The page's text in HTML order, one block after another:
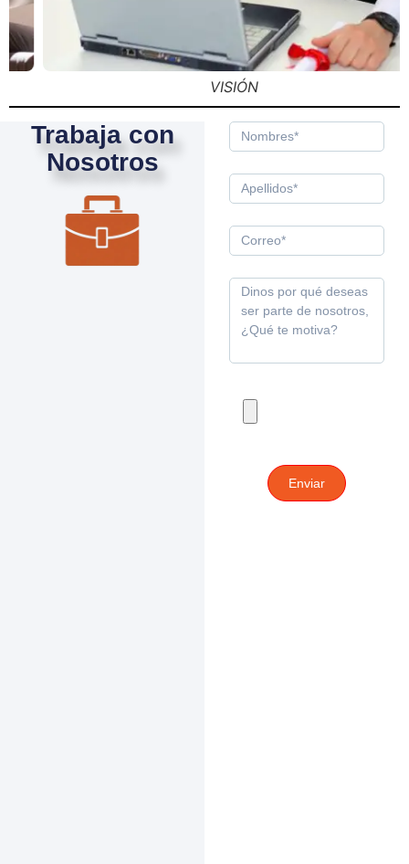
VISIÓN
Trabaja con
Nosotros
Enviar